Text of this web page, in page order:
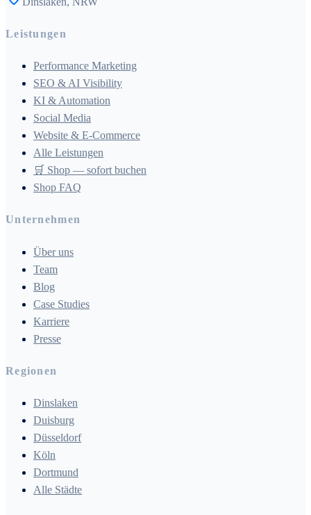
Leistungen
Performance Marketing
SEO & AI Visibility
KI & Automation
Social Media
Website & E-Commerce
Alle Leistungen
🛒 Shop — sofort buchen
Shop FAQ
Unternehmen
Über uns
Team
Blog
Case Studies
Karriere
Presse
Regionen
Dinslaken
Duisburg
Düsseldorf
Köln
Dortmund
Alle Städte